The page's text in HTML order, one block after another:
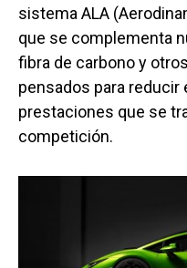
sistema ALA
que se complementa
fibra de carbono y
pensados para reducir
prestaciones que se
competición.